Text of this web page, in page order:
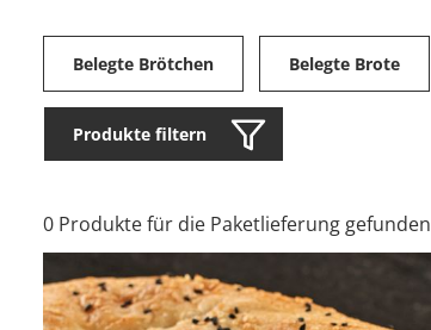
Belegte Brötchen Belegte Brote
Produkte filtern
0 Produkte für die Paketlieferung gefunden